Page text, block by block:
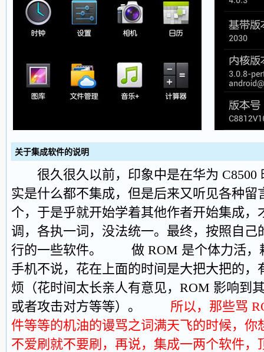
关于集成软件的说明
很久很久以前，印象中是在华为 C8500
实是什么都不集成，但是后来又听见各种留
个，于是乎就开始学着其他作者开始集成，
调，各执一词，没法统一。最终，按照自己
行的一些软件。 做 ROM 是个体力活，
手机不说，花在上面的时间是大把大把的，
烦（花时间太长亲人有意见，ROM 影响到
或者攻击对方等等）。 所以，那些骂
件等等的机油的谩骂之词满天飞的时候，你
不爱刷就不要刷，再说，集成一两个软件，